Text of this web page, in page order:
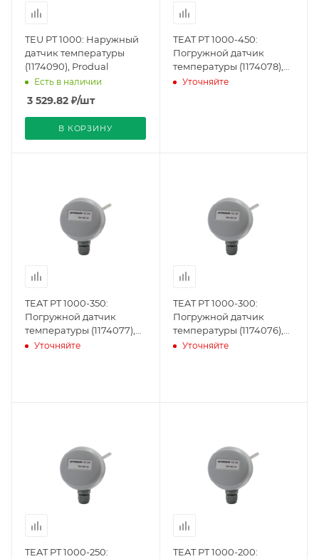
TEU PT 1000: Наружный
датчик температуры
(1174090), Produal
Есть в наличии
3 529.82 ₽/шт
В КОРЗИНУ
TEAT PT 1000-450:
Погружной датчик
температуры (1174078),
Produal
Уточняйте
TEAT PT 1000-350:
Погружной датчик
температуры (1174077),
Produal
Уточняйте
TEAT PT 1000-300:
Погружной датчик
температуры (1174076),
Produal
Уточняйте
TEAT PT 1000-250:
TEAT PT 1000-200: